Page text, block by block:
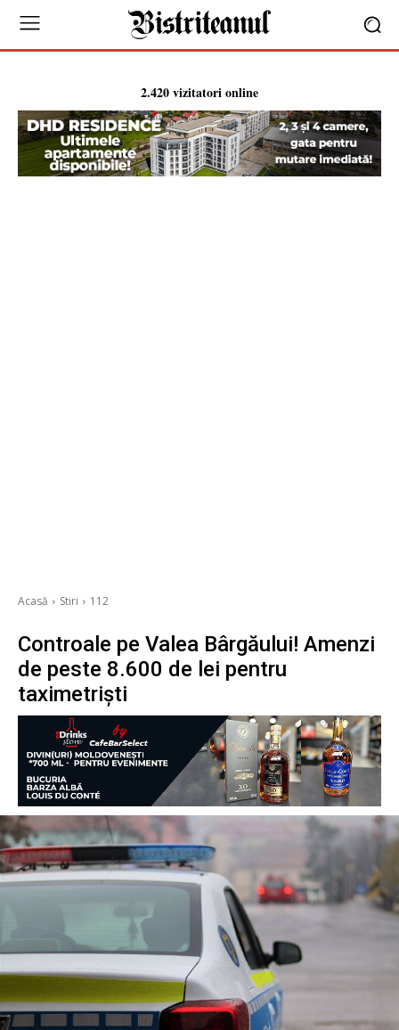
2.420 vizitatori online
Acasă Stiri 112
Controale pe Valea Bârgăului! Amenzi
de peste 8.600 de lei pentru
taximetriști